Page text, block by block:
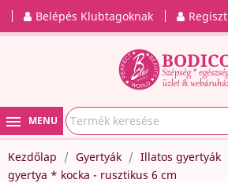
Belépés Klubtagoknak
MENU
Kezdőlap Gyertyák Illatos gyertyák
gyertya * kocka - rusztikus 6 cm